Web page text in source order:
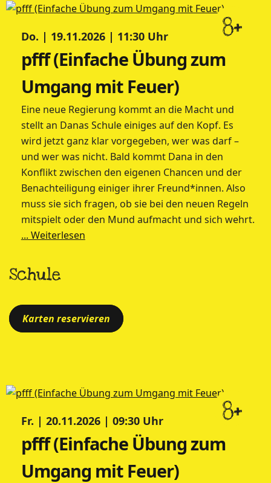
8+
Do. | 19.11.2026 | 11:30 Uhr
pfff (Einfache Übung zum
Umgang mit Feuer)
Eine neue Regierung kommt an die Macht und
stellt an Danas Schule einiges auf den Kopf. Es
wird jetzt ganz klar vorgegeben, wer was darf –
und wer was nicht. Bald kommt Dana in den
Konflikt zwischen den eigenen Chancen und der
Benachteiligung einiger ihrer Freund*innen. Also
muss sie sich fragen, ob sie bei den neuen Regeln
mitspielt oder den Mund aufmacht und sich wehrt.
... Weiterlesen
Schule
Karten reservieren
8+
Fr. | 20.11.2026 | 09:30 Uhr
pfff (Einfache Übung zum
Umgang mit Feuer)